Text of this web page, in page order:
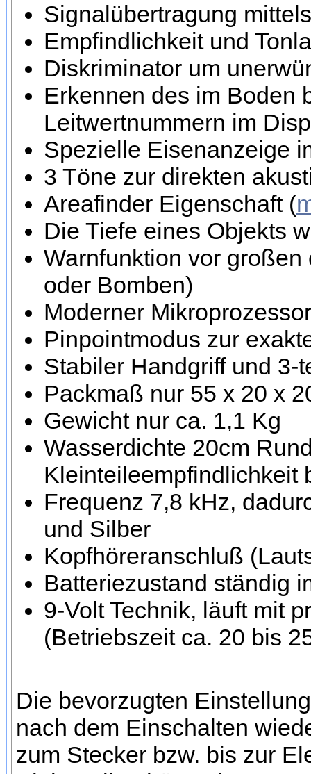
Signalübertragung
Empfindlichkeit und
Diskriminator um
Erkennen des im Boden
Leitwertnummern im
Spezielle Eisenanzeige
3 Töne zur direkten
Areafinder Eigenschaft (
Die Tiefe eines Objekts
Warnfunktion vor
oder Bomben)
Moderner
Pinpointmodus zur
Stabiler Handgriff und 3-
Packmaß nur 55 x 20 x
Gewicht nur ca. 1,1 Kg
Wasserdichte 20cm
Kleinteileempfindlichkeit
Frequenz 7,8 kHz,
und Silber
Kopfhöreranschluß
Batteriezustand ständig
9-Volt Technik, läuft mit
(Betriebszeit ca. 20 bis
Die bevorzugten
nach dem Einschalten
zum Stecker bzw. bis zur